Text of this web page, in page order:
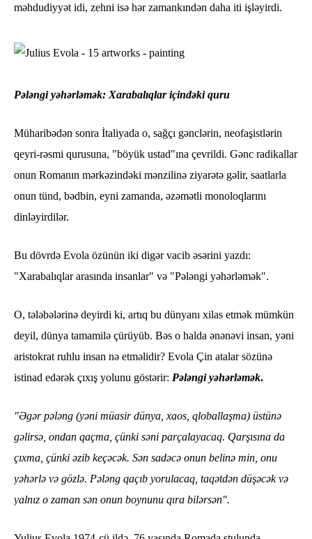
məhdudiyyət idi, zehni isə hər zamankındən daha iti işləyirdi.
Pələngi yəhərləmək: Xarabalıqlar içindəki quru
Müharibədən sonra İtaliyada o, sağçı gənclərin, neofaşistlərin
qeyri-rəsmi qurusuna, "böyük ustad"ına çevrildi. Gənc radikallar
onun Romanın mərkəzindəki mənzilinə ziyarətə gəlir, saatlarla
onun tünd, bədbin, eyni zamanda, əzəmətli monoloqlarını
dinləyirdilər.
Bu dövrdə Evola özünün iki digər vacib əsərini yazdı:
"Xarabalıqlar arasında insanlar" və "Pələngi yəhərləmək".
O, tələbələrinə deyirdi ki, artıq bu dünyanı xilas etmək mümkün
deyil, dünya tamamilə çürüyüb. Bəs o halda ənənəvi insan, yəni
aristokrat ruhlu insan nə etməlidir? Evola Çin atalar sözünə
istinad edərək çıxış yolunu göstərir: Pələngi yəhərləmək.
"Əgər pələng (yəni müasir dünya, xaos, qloballaşma) üstünə
gəlirsə, ondan qaçma, çünki səni parçalayacaq. Qarşısına da
çıxma, çünki əzib keçəcək. Sən sadəcə onun belinə min, onu
yəhərlə və gözlə. Pələng qaçıb yorulacaq, taqətdən düşəcək və
yalnız o zaman sən onun boynunu qıra bilərsən".